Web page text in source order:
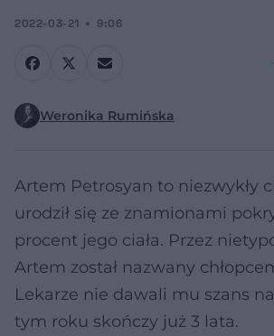
2022-03-21 9:06
Weronika Rumińska
Artem Petrosyan to niezwykły
urodził się ze znamionami
procent jego ciała. Przez
Artem został nazwany
Lekarze nie dawali mu szans
tym roku skończy już 3 lata.